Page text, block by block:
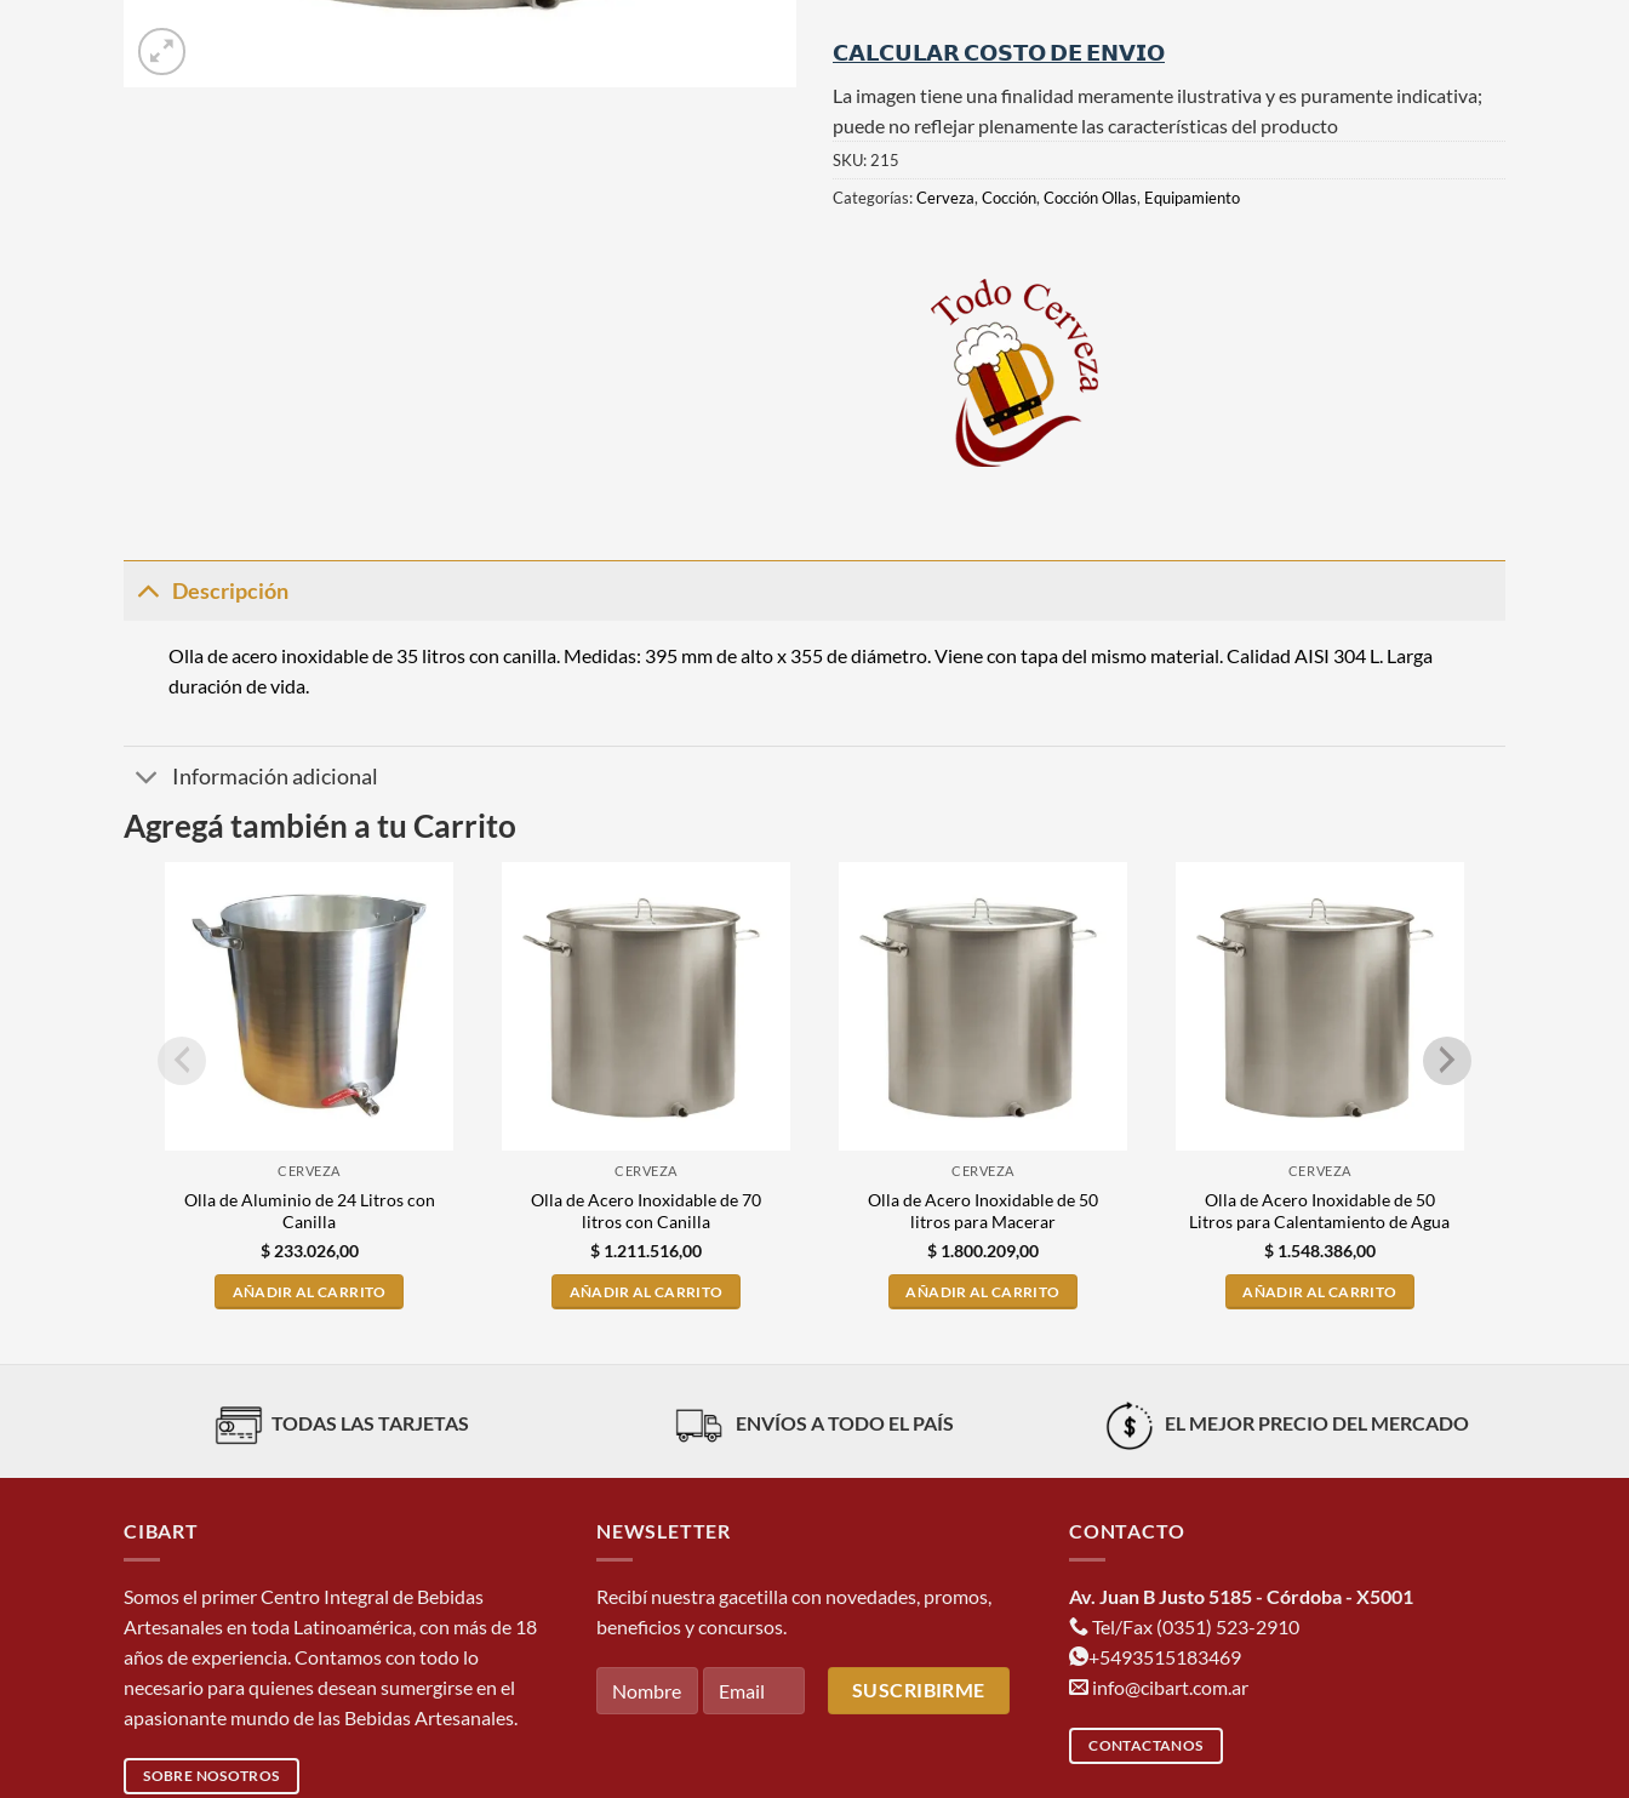
𝗖𝗔𝗟𝗖𝗨𝗟𝗔𝗥 𝗖𝗢𝗦𝗧𝗢 𝗗𝗘 𝗘𝗡𝗩𝗜𝗢
La imagen tiene una finalidad meramente ilustrativa y es puramente indicativa;
puede no reflejar plenamente las características del producto
SKU:215
Categorías:Cerveza,Cocción,Cocción Ollas, Equipamiento
Descripción
Ollade acero inoxidable de 35 litros con canilla. Medidas: 395 mm de alto x 355 de diámetro. Viene con tapa del mismo material. Calidad AISI 304 L. Larga
duración de vida.
Información adicional
Agregá también a tu Carrito
CERVEZA
Olla de Aluminio de 24 Litros con
Canilla
$233.026,00
AÑADIR AL CARRITO
CERVEZA
Olla de Acero Inoxidable de 70
litros con Canilla
$ 1.211.516,00
AÑADIR AL CARRITO
CERVEZA
Olla de Acero Inoxidable de 50
litros para Macerar
$1.800.209,00
AÑADIR AL CARRITO
CERVEZA
Olla de Acero Inoxidable de 50
Litros para Calentamiento de Agua
$1.548.386,00
AÑADIR AL CARRITO
TODAS LAS TARJETAS ENVÍOS A TODO EL PAÍS EL MEJOR PRECIO DEL MERCADO
CIBART
Somos el primer Centro Integral de Bebidas
Artesanales en toda Latinoamérica, con más de 18
años de experiencia. Contamos con todo lo
necesario para quienes desean sumergirse en el
apasionante mundo de las Bebidas Artesanales.
SOBRE NOSOTROS
NEWSLETTER
Recibí nuestra gacetilla con novedades, promos,
beneficios y concursos.
CONTACTO
Av. Juan B Justo 5185 - Córdoba - X5001
Tel/Fax (0351) 523-2910
+5493515183469
info@cibart.com.ar
CONTACTANOS